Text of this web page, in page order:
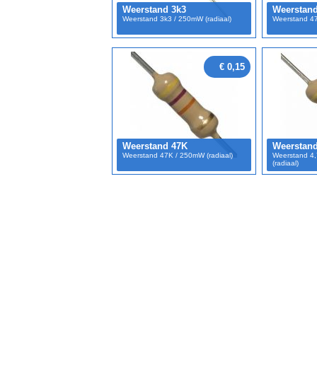
Weerstand 3k3
Weerstand 3k3 / 250mW (radiaal) Weerstand
€ 0,15
Weerstand 47K
Weerstand 47K / 250mW (radiaal)
Weerstand
(radiaal)